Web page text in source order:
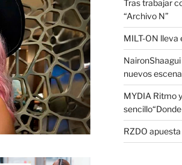
Tras trabajar
“Archivo N”
MILT-ON lleva
nuevos
MYDIA Ritmo
sencillo“Donde
RZDO